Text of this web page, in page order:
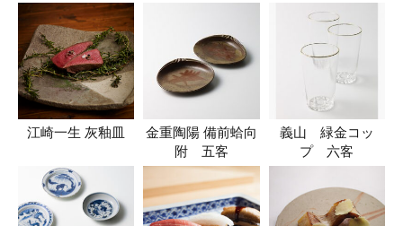
江崎一生 灰釉皿
金重陶陽 備前蛤向
附 五客
義山 緑金コッ
プ 六客